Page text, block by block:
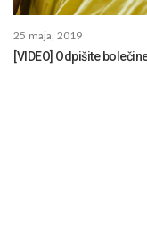
25 maja, 2019
[VIDEO] Odpišite